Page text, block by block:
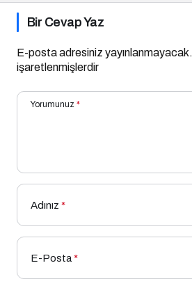
Bir Cevap Yaz
E-posta adresiniz yayınlanmayacak.
işaretlenmişlerdir
Yorumunuz *
Adınız *
E-Posta*